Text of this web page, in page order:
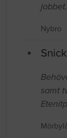
jobbet.
Nybro
samt